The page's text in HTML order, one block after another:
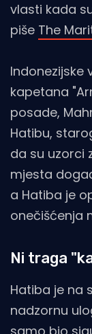
vlasti kada
piše The
Indonezijske
kapetana
posade,
Hatibu,
da su uzorci
mjesta
a Hatiba je
onečišćenja
Ni traga
Hatiba je na
nadzornu